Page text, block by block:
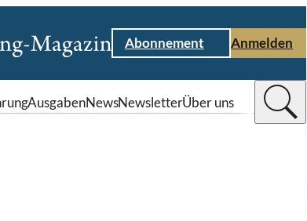
Abonnement Anmelden
AusgabenNewsNewsletterÜber uns